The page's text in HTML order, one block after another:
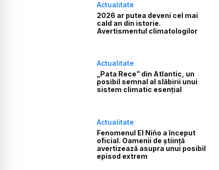
Actualitate
2026 ar putea deveni cel mai
cald an din istorie.
Avertismentul climatologilor
Actualitate
„Pata Rece” din Atlantic, un
posibil semnal al slăbirii unui
sistem climatic esențial
Actualitate
Fenomenul El Niño a început
oficial. Oamenii de știință
avertizează asupra unui posibil
episod extrem